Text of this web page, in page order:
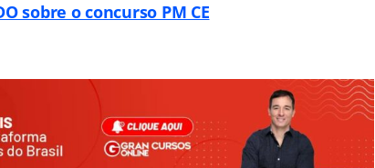
sobre o concurso PM CE